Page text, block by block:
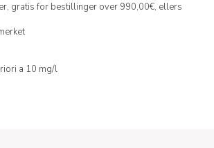
gratis for bestillinger over 990,00€, ellers
a 10 mg/l